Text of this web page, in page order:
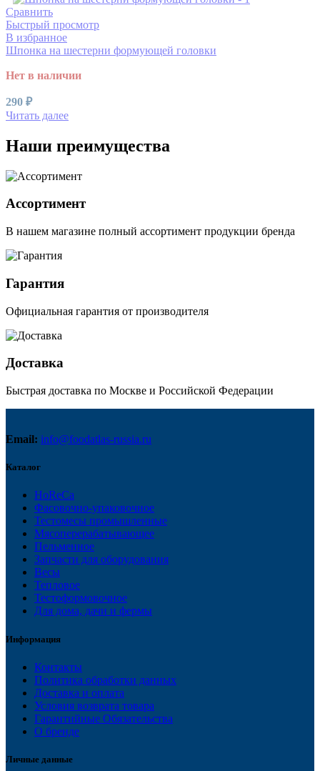
Сравнить
Быстрый просмотр
В избранное
Шпонка на шестерни формующей головки
Нет в наличии
290 ₽
Читать далее
Наши преимущества
Ассортимент
В нашем магазине полный ассортимент продукции бренда
Гарантия
Официальная гарантия от производителя
Доставка
Быстрая доставка по Москве и Российской Федерации
Email: info@foodatlas-russia.ru
Каталог
HoReCa
Фасовочно-упаковочное
Тестомесы промышленные
Мясоперерабатывающее
Пельменное
Запчасти для оборудования
Весы
Тепловое
Тестоформовочное
Для дома, дачи и фермы
Информация
Контакты
Политика обработки данных
Доставка и оплата
Условия возврата товара
Гарантийные Обязательства
О бренде
Личные данные